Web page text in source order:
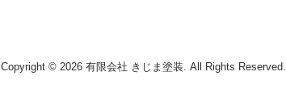
Copyright © 2026 有限会社 きじま塗装. All Rights Reserved.